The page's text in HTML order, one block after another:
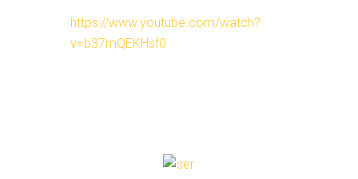
https://www.youtube.com/watch?
v=b37mQEKHsf0